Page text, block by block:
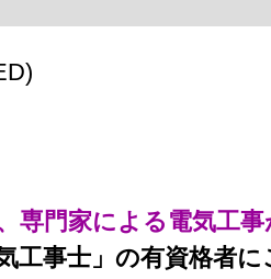
専門家による電気工
工事士」の有資格者